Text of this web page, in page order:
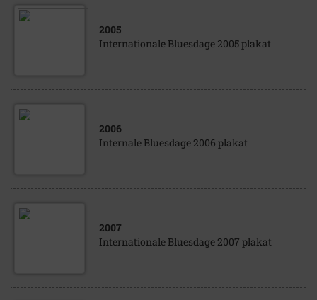
2005
Internationale Bluesdage 2005 plakat
2006
Internale Bluesdage 2006 plakat
2007
Internationale Bluesdage 2007 plakat